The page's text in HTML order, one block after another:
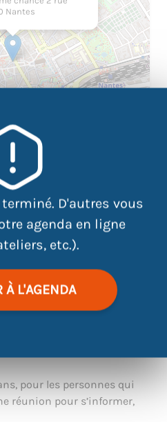
D'autres vous
agenda en ligne
etc.).
À L'AGENDA
Nantes
de formation pas comme les
pour les personnes qui
réunion pour s’informer,